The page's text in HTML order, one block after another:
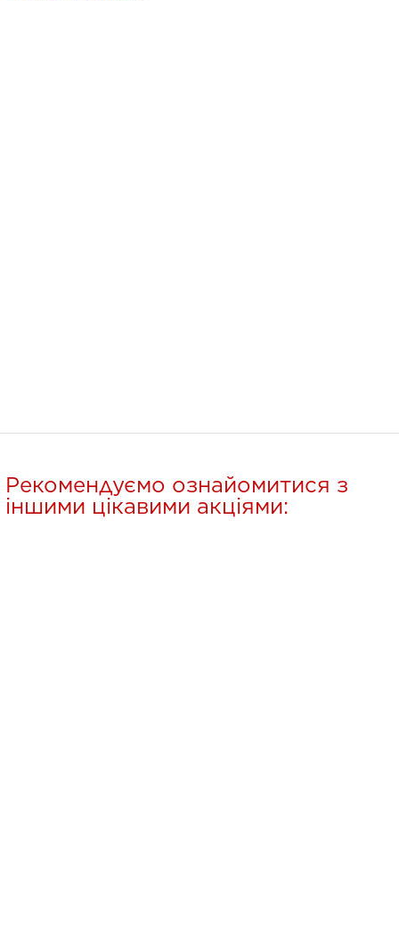
Рекомендуємо ознайомитися з
іншими цікавими акціями: